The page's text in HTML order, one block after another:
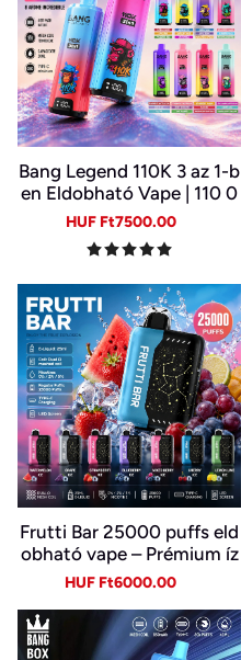
Bang Legend 110K 3 az 1-b
en Eldobható Vape | 110 0
00 Slukk | 3 Íz Egy Készülé
kben | Digitális Kijelző | Ty
pe-C
Sale
HUF Ft7500.00
Frutti Bar 25000 puffs eld
obható vape – Prémium íz
és sima gőz
Sale
HUF Ft6000.00